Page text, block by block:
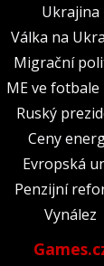
Ukrajina
Válka na
Migrační
ME ve fotbale
Ruský
Ceny
Evropská
Penzijní
Vynález